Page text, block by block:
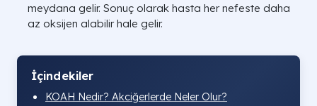
meydana gelir. Sonuç olarak hasta her nefeste daha
az oksijen alabilir hale gelir.
İçindekiler
KOAH Nedir? Akciğerlerde Neler Olur?